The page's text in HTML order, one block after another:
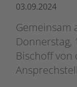
03.09.2024
Gemeinsam
Donnerstag,
Bischoff von